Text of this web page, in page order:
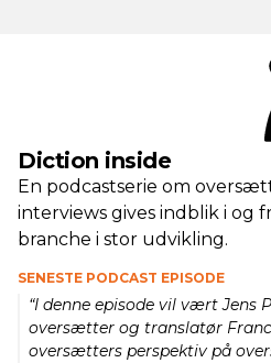
Diction inside
En podcastserie om
interviews gives indblik i og
branche i stor udvikling.
SENESTE PODCAST EPISODE
“I denne episode vil vært Jens
oversætter og translatør
oversætters perspektiv på